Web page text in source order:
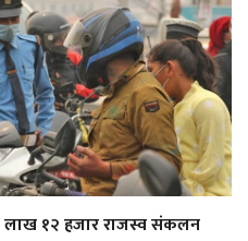
लाख १२ हजार राजस्व संकलन